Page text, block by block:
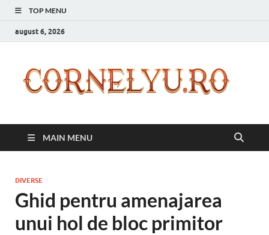
TOP MENU
august 6, 2026
ta mai
MAIN MENU
DIVERSE
Ghid pentru amenajarea
unui hol de bloc primitor